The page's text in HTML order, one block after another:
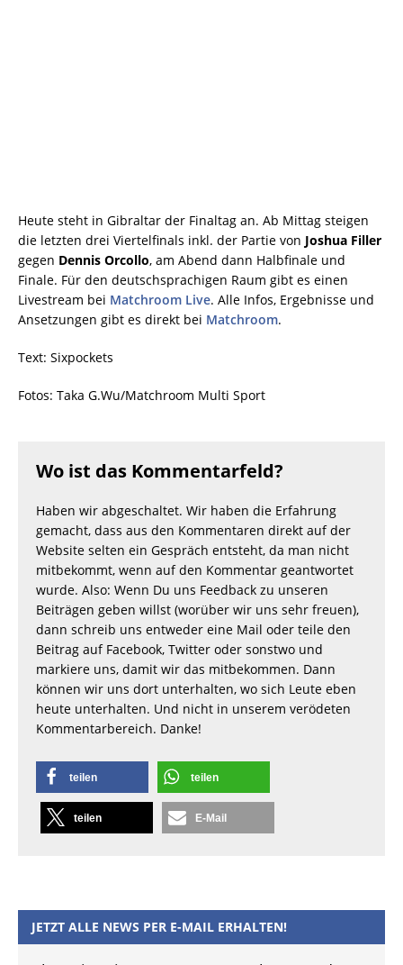
Heute steht in Gibraltar der Finaltag an. Ab Mittag steigen
die letzten drei Viertelfinals inkl. der Partie von Joshua Filler
gegen Dennis Orcollo, am Abend dann Halbfinale und
Finale. Für den deutschsprachigen Raum gibt es einen
Livestream bei Matchroom Live. Alle Infos, Ergebnisse und
Ansetzungen gibt es direkt bei Matchroom.
Text: Sixpockets
Fotos: Taka G.Wu/Matchroom Multi Sport
Wo ist das Kommentarfeld?
Haben wir abgeschaltet. Wir haben die Erfahrung
gemacht, dass aus den Kommentaren direkt auf der
Website selten ein Gespräch entsteht, da man nicht
mitbekommt, wenn auf den Kommentar geantwortet
wurde. Also: Wenn Du uns Feedback zu unseren
Beiträgen geben willst (worüber wir uns sehr freuen),
dann schreib uns entweder eine Mail oder teile den
Beitrag auf Facebook, Twitter oder sonstwo und
markiere uns, damit wir das mitbekommen. Dann
können wir uns dort unterhalten, wo sich Leute eben
heute unterhalten. Und nicht in unserem verödeten
Kommentarbereich. Danke!
teilen teilen
teilen E-Mail
JETZT ALLE NEWS PER E-MAIL ERHALTEN!